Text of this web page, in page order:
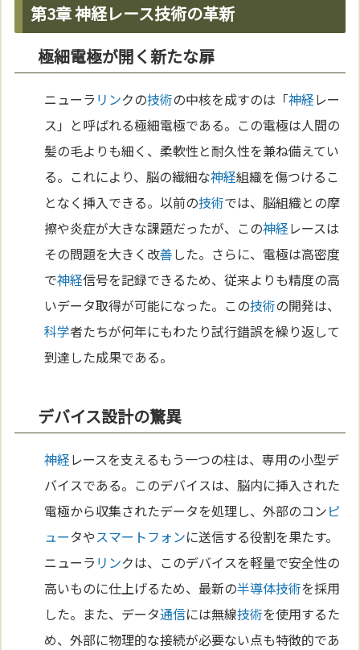
第3章 神経レース技術の革新
極細電極が開く新たな扉
ニューラ リンクの技術の中核を成すのは「神経レー
ス」と呼ばれる極細電極である。この電極は人間の
髪の毛よりも細く、柔軟性と耐久性を兼ね備えてい
る。これにより、脳の繊細な神経組織を傷つけるこ
となく挿入できる。以前の技術では、脳組織との摩
擦や炎症が大きな課題だったが、この神経レースは
その問題を大きく改善した。さらに、電極は高密度
で神経信号を記録できるため、従来よりも精度の高
いデータ取得が可能になった。この技術の開発は、
科学者たちが何年にもわたり試行錯誤を繰り返して
到達した成果である。
デバイス設計の驚異
神経レースを支えるもう一つの柱は、専用の小型デ
バイスである。このデバイスは、脳内に挿入された
電極から収集されたデータを処理し、外部のコンピ
ュータやスマートフォンに送信する役割を果たす。
ニューラ リンクは、このデバイスを軽量で安全性の
高いものに仕上げるため、最新の半導体技術を採用
した。また、データ通信には無線技術を使用するた
め、外部に物理的な接続が必要ない点も特徴的であ